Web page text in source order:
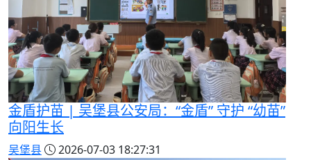
金盾护苗 | 吴堡县公安局：“金盾” 守护 “幼苗”
向阳生长
吴堡县 2026-07-03 18:27:31